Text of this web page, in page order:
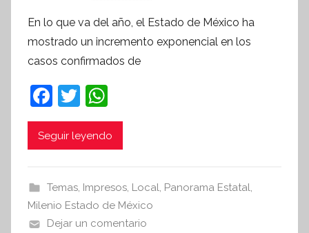
r
S
I
n
En lo que va del año, el Estado de México ha
mostrado un incremento exponencial en los
casos confirmados de
F
a
c
b
o
T
w
itt
h
at
A
p
Seguir leyendo
Temas, Impresos, Local, Panorama Estatal,
Milenio Estado de México
Dejar un comentario